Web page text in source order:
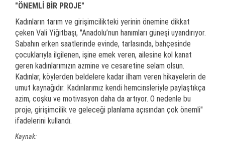
"ÖNEMLİ BİR PROJE"
Kadınların tarım ve girişimcilikteki yerinin önemine dikkat
çeken Vali Yiğitbaşı, "Anadolu’nun hanımları güneşi uyandırıyor.
Sabahın erken saatlerinde evinde, tarlasında, bahçesinde
çocuklarıyla ilgilenen, işine emek veren, ailesine kol kanat
geren kadınlarımızın azmine ve cesaretine selam olsun.
Kadınlar, köylerden beldelere kadar ilham veren hikayelerin de
umut kaynağıdır. Kadınlarımız kendi hemcinsleriyle paylaştıkça
azim, coşku ve motivasyon daha da artıyor. O nedenle bu
proje, girişimcilik ve geleceği planlama açısından çok önemli"
ifadelerini kullandı.
Kaynak: